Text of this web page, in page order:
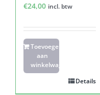
€24,00 incl. btw
Toevoegen
aan
winkelwagen
Details